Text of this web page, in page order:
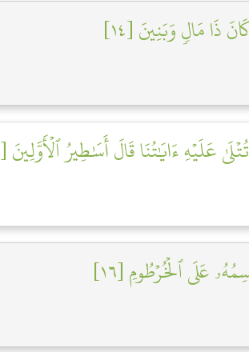
ذَا مَالٖ وَبَنِينَ [١٤]
عَلَيۡهِ ءَايَٰتُنَا قَالَ أَسَٰطِيرُ ٱلۡأَوَّلِينَ [١٥]
عَلَى ٱلۡخُرۡطُومِ [١٦]